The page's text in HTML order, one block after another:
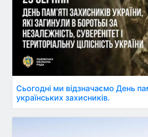
Сьогодні ми відзначаємо День
українських захисників.